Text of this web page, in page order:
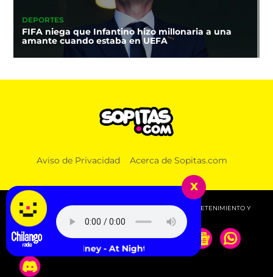
DEPORTES
FIFA niega que Infantino hizo millonaria a una
amante cuando estaba en UEFA
Aviso de Privacidad Acerca de Sopitas.com
© 2026 SOPITAS.COM - MÚSICA, NOTICIAS, DEPORTES, ENTRETENIMIENTO Y
MÁS!.
x
Ridney - At Night